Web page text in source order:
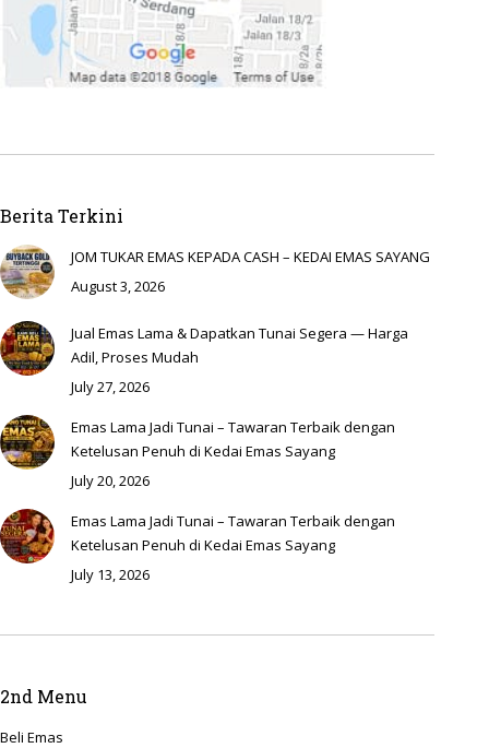
Berita Terkini
JOM TUKAR EMAS KEPADA CASH – KEDAI EMAS SAYANG
August 3, 2026
Jual Emas Lama & Dapatkan Tunai Segera — Harga
Adil, Proses Mudah
July 27, 2026
Emas Lama Jadi Tunai – Tawaran Terbaik dengan
Ketelusan Penuh di Kedai Emas Sayang
July 20, 2026
Emas Lama Jadi Tunai – Tawaran Terbaik dengan
Ketelusan Penuh di Kedai Emas Sayang
July 13, 2026
2nd Menu
Beli Emas